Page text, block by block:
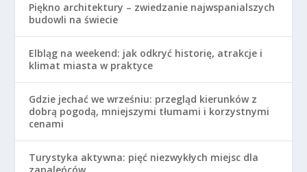
Piękno architektury – zwiedzanie najwspanialszych
budowli na świecie
Elbląg na weekend: jak odkryć historię, atrakcje i
klimat miasta w praktyce
Gdzie jechać we wrześniu: przegląd kierunków z
dobrą pogodą, mniejszymi tłumami i korzystnymi
cenami
Turystyka aktywna: pięć niezwykłych miejsc dla